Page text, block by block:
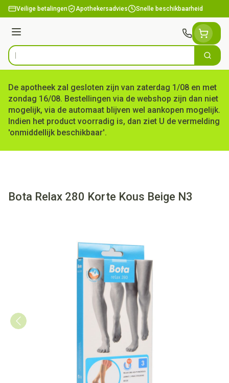
Ga naar de inhoud
Veilige betalingen Apothekersadvies Snelle beschikbaarheid
Menu
Product, merk, categorie... Zoek
De apotheek zal gesloten zijn van zaterdag 1/08 en met
zondag 16/08. Bestellingen via de webshop zijn dan niet
mogelijk, via de automaat blijven wel aankopen mogelijk.
Indien het product voorradig is, dan ziet U de vermelding
'onmiddellijk beschikbaar'.
Bota Relax 280 Korte Kous Beige N3